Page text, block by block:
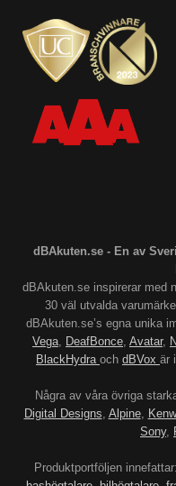
dBAkuten.se - En av
dBAkuten.se inspirerar med
30 väl utvalda
dBAkuten.se’s egna unika
Vega, DeafBonce, Avatar,
BlackHydra och dBVox är
Några av våra övriga
Digital Designs, Alpine,
Sony,
Produktportföljen innefattar: